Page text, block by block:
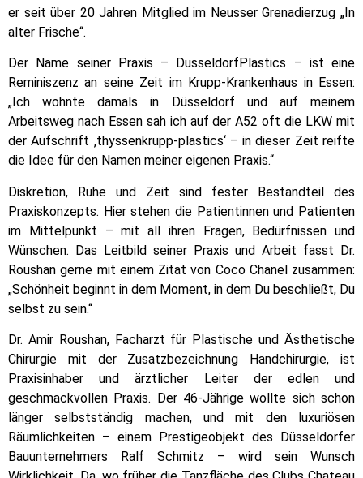
er seit über 20 Jahren Mitglied im Neusser Grenadierzug „In
alter Frische“.
Der Name seiner Praxis – DusseldorfPlastics – ist eine
Reminiszenz an seine Zeit im Krupp-Krankenhaus in Essen:
„Ich wohnte damals in Düsseldorf und auf meinem
Arbeitsweg nach Essen sah ich auf der A52 oft die LKW mit
der Aufschrift ‚thyssenkrupp-plastics‘ – in dieser Zeit reifte
die Idee für den Namen meiner eigenen Praxis.“
Diskretion, Ruhe und Zeit sind fester Bestandteil des
Praxiskonzepts. Hier stehen die Patientinnen und Patienten
im Mittelpunkt – mit all ihren Fragen, Bedürfnissen und
Wünschen. Das Leitbild seiner Praxis und Arbeit fasst Dr.
Roushan gerne mit einem Zitat von Coco Chanel zusammen:
„Schönheit beginnt in dem Moment, in dem Du beschließt, Du
selbst zu sein.“
Dr. Amir Roushan, Facharzt für Plastische und Ästhetische
Chirurgie mit der Zusatzbezeichnung Handchirurgie, ist
Praxisinhaber und ärztlicher Leiter der edlen und
geschmackvollen Praxis. Der 46-Jährige wollte sich schon
länger selbstständig machen, und mit den luxuriösen
Räumlichkeiten – einem Prestigeobjekt des Düsseldorfer
Bauunternehmers Ralf Schmitz – wird sein Wunsch